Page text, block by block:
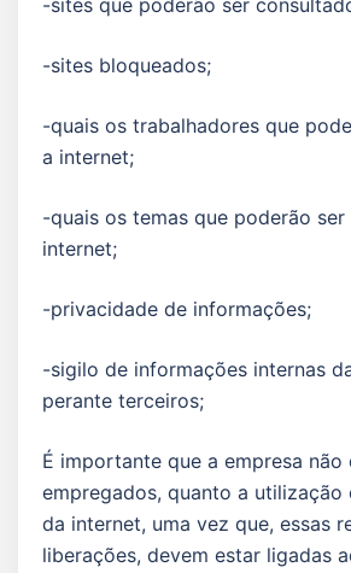
-sites que poderão ser
-sites bloqueados;
-quais os trabalhadores que
a internet;
-quais os temas que poderão
internet;
-privacidade de informações;
-sigilo de informações internas
perante terceiros;
É importante que a empresa não
empregados, quanto a utilização
da internet, uma vez que, essas
liberações, devem estar ligadas